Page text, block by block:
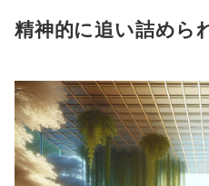
精神的に追い詰めら